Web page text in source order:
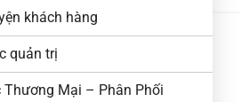
khách hàng
quản trị
Thương Mại – Phân Phối